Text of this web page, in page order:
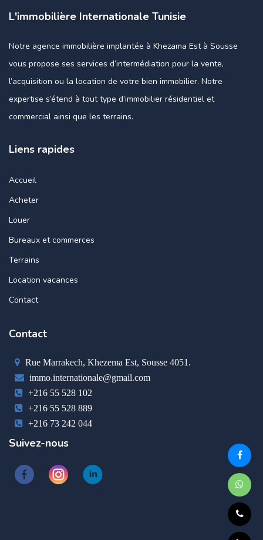
L'immobilière Internationale Tunisie
Notre agence immobilière implantée à Khezama Est à Sousse
vous propose ses services d’intermédiation pour la vente,
l’acquisition ou la location de votre bien immobilier. Notre
expertise s’étend à tout type d’immobilier résidentiel et
commercial ainsi que les terrains.
Liens rapides
Accueil
Acheter
Louer
Bureaux et commerces
Terrains
Location vacances
Contact
Contact
Rue Marrakech, Khezema Est, Sousse 4051.
immo.internationale@gmail.com
+216 55 528 102
+216 55 528 889
+216 73 242 044
Suivez-nous